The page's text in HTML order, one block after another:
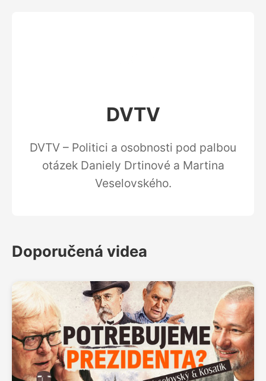
DVTV
DVTV – Politici a osobnosti pod palbou
otázek Daniely Drtinové a Martina
Veselovského.
Doporučená videa